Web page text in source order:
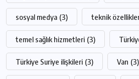
sosyal medya (3) teknik
temel sağlık hizmetleri (3)
Türkiye Suriye ilişkileri (3) Van (3)